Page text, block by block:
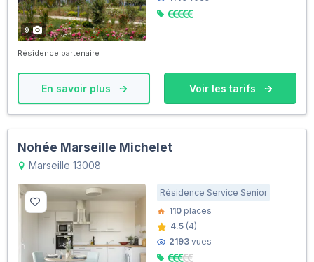
9
Résidence partenaire
En savoir plus Voir les tarifs
Nohée Marseille Michelet
Marseille 13008
Résidence Service Senior
110 places
4.5 (4)
2193 vues